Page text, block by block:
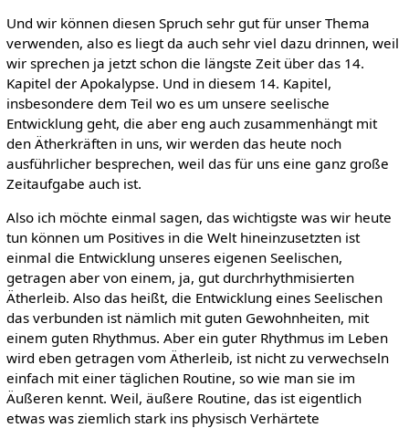
Und wir können diesen Spruch sehr gut für unser Thema
verwenden, also es liegt da auch sehr viel dazu drinnen, weil
wir sprechen ja jetzt schon die längste Zeit über das 14.
Kapitel der Apokalypse. Und in diesem 14. Kapitel,
insbesondere dem Teil wo es um unsere seelische
Entwicklung geht, die aber eng auch zusammenhängt mit
den Ätherkräften in uns, wir werden das heute noch
ausführlicher besprechen, weil das für uns eine ganz große
Zeitaufgabe auch ist.
Also ich möchte einmal sagen, das wichtigste was wir heute
tun können um Positives in die Welt hineinzusetzten ist
einmal die Entwicklung unseres eigenen Seelischen,
getragen aber von einem, ja, gut durchrhythmisierten
Ätherleib. Also das heißt, die Entwicklung eines Seelischen
das verbunden ist nämlich mit guten Gewohnheiten, mit
einem guten Rhythmus. Aber ein guter Rhythmus im Leben
wird eben getragen vom Ätherleib, ist nicht zu verwechseln
einfach mit einer täglichen Routine, so wie man sie im
Äußeren kennt. Weil, äußere Routine, das ist eigentlich
etwas was ziemlich stark ins physisch Verhärtete